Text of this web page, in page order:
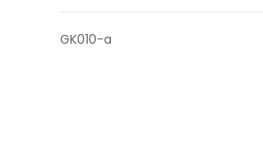
GK010-a